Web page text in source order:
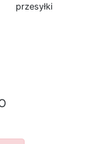
przesyłki